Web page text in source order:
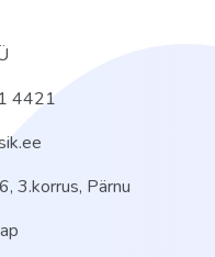
4421
3.korrus, Pärnu